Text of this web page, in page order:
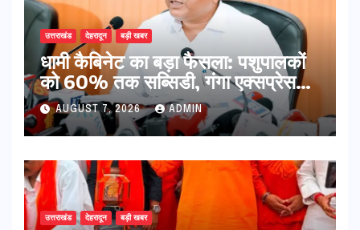
उत्तराखंड देहरादून बड़ी खबर
​धामी कैबिनेट का बड़ा फैसला: पशुपालकों
को 60% तक सब्सिडी, गंगा एक्सप्रेसवे
का हरिद्वार तक होगा विस्तार
AUGUST 7, 2026 ADMIN
उत्तराखंड देहरादून बड़ी खबर